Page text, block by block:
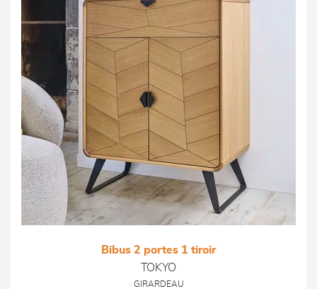
Bibus 2 portes 1 tiroir
TOKYO
GIRARDEAU